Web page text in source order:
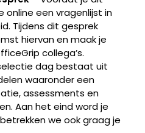
online een vragenlijst in
Tijdens dit gesprek
hiervan en maak je
collega’s.
dag bestaat uit
waaronder een
assessments en
Aan het eind word je
we ook graag je